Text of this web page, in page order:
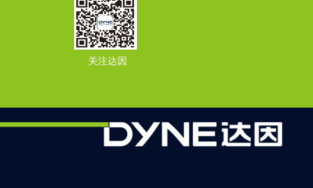
关注达因